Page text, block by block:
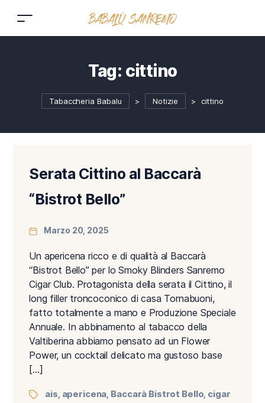
Tag: cittino
Tabaccheria Babalu > Notizie > cittino
Serata Cittino al Baccarà
“Bistrot Bello”
Marzo 20, 2025
Un apericena ricco e di qualità al Baccarà
“Bistrot Bello” per lo Smoky Blinders Sanremo
Cigar Club. Protagonista della serata il Cittino, il
long filler troncoconico di casa Tornabuoni,
fatto totalmente a mano e Produzione Speciale
Annuale. In abbinamento al tabacco della
Valtiberina abbiamo pensato ad un Flower
Power, un cocktail delicato ma gustoso base
[…]
ais apericena Baccarà Bistrot Bello cigar